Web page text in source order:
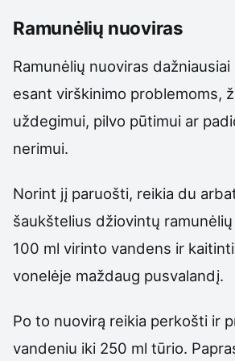
Ramunėlių nuoviras
Ramunėlių nuoviras
esant virškinimo problemoms,
uždegimui, pilvo pūtimui ar
nerimui.
Norint jį paruošti, reikia du
šaukštelius džiovintų
100 ml virinto vandens ir
vonelėje maždaug pusvalandį.
Po to nuovirą reikia perkošti ir
vandeniu iki 250 ml tūrio.